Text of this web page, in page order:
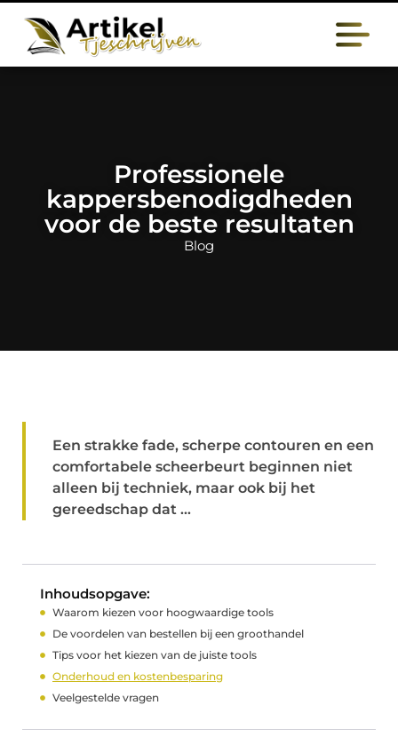
Professionele
kappersbenodigdheden
voor de beste resultaten
Blog
Een strakke fade, scherpe contouren en een
comfortabele scheerbeurt beginnen niet
alleen bij techniek, maar ook bij het
gereedschap dat ...
Inhoudsopgave:
Waarom kiezen voor hoogwaardige tools
De voordelen van bestellen bij een groothandel
Tips voor het kiezen van de juiste tools
Onderhoud en kostenbesparing
Veelgestelde vragen